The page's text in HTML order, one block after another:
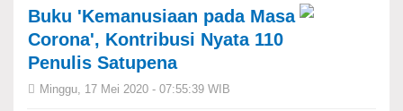
Buku 'Kemanusiaan pada Masa
Corona', Kontribusi Nyata 110
Penulis Satupena
Minggu, 17 Mei 2020 - 07:55:39 WIB